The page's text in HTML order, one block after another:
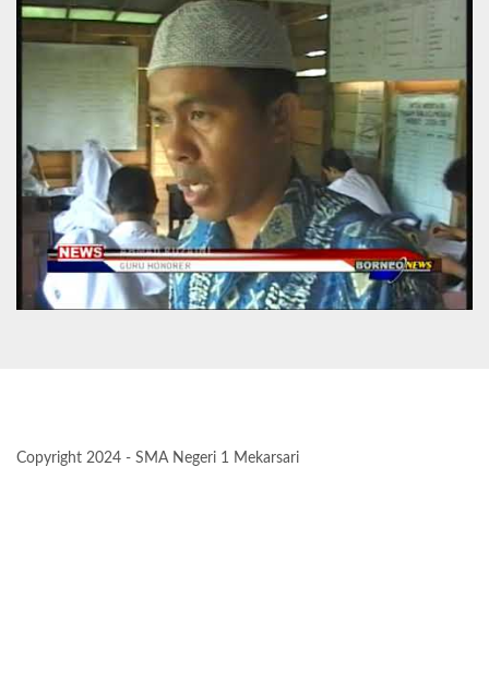
Copyright 2024 - SMA Negeri 1 Mekarsari